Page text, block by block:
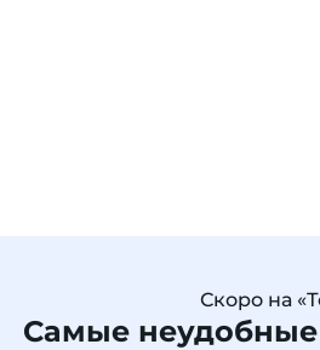
Скоро на
Самые неудобные